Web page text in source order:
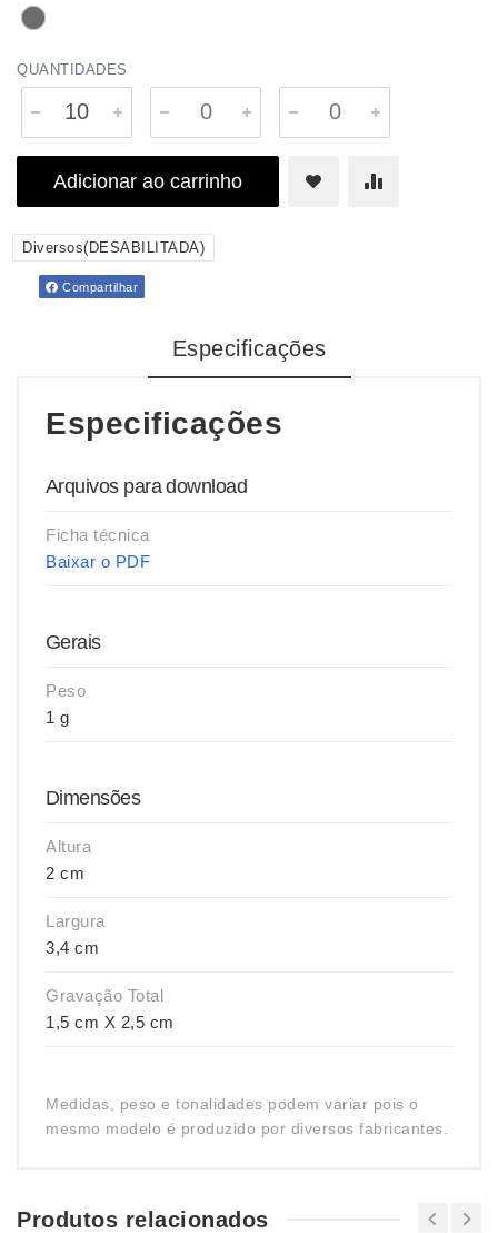
QUANTIDADES
Adicionar ao carrinho
Diversos(DESABILITADA)
Compartilhar
Especificações
Especificações
Arquivos para download
Ficha técnica
Baixar o PDF
Gerais
Peso
1 g
Dimensões
Altura
2 cm
Largura
3,4 cm
Gravação Total
1,5 cm X 2,5 cm
Medidas, peso e tonalidades podem variar pois o
mesmo modelo é produzido por diversos fabricantes.
Produtos relacionados